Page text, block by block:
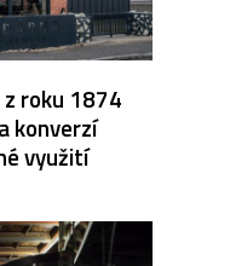
roku 1874
konverzí
využití